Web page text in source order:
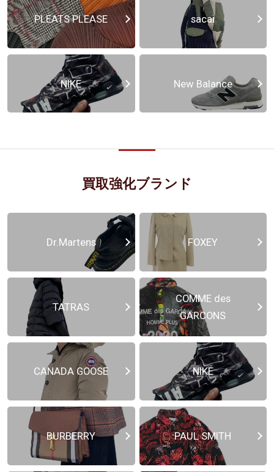
PLEATS PLEASE sacai
NIKE New Balance
買取強化ブランド
Dr.Martens FOXEY
TATRAS
COMME des
GARCONS
CANADA GOOSE NIKE
BURBERRY PAUL SMITH